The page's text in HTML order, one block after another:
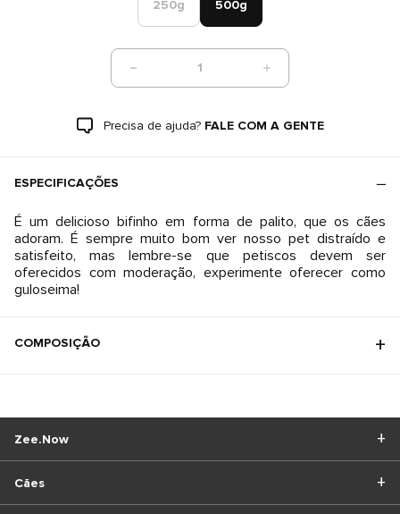
250g 500g
1
Precisa de ajuda? FALE COM A GENTE
ESPECIFICAÇÕES
É um delicioso bifinho em forma de palito, que os cães
adoram. É sempre muito bom ver nosso pet distraído e
satisfeito, mas lembre-se que petiscos devem ser
oferecidos com moderação, experimente oferecer como
guloseima!
COMPOSIÇÃO
Cães
Zee.Now